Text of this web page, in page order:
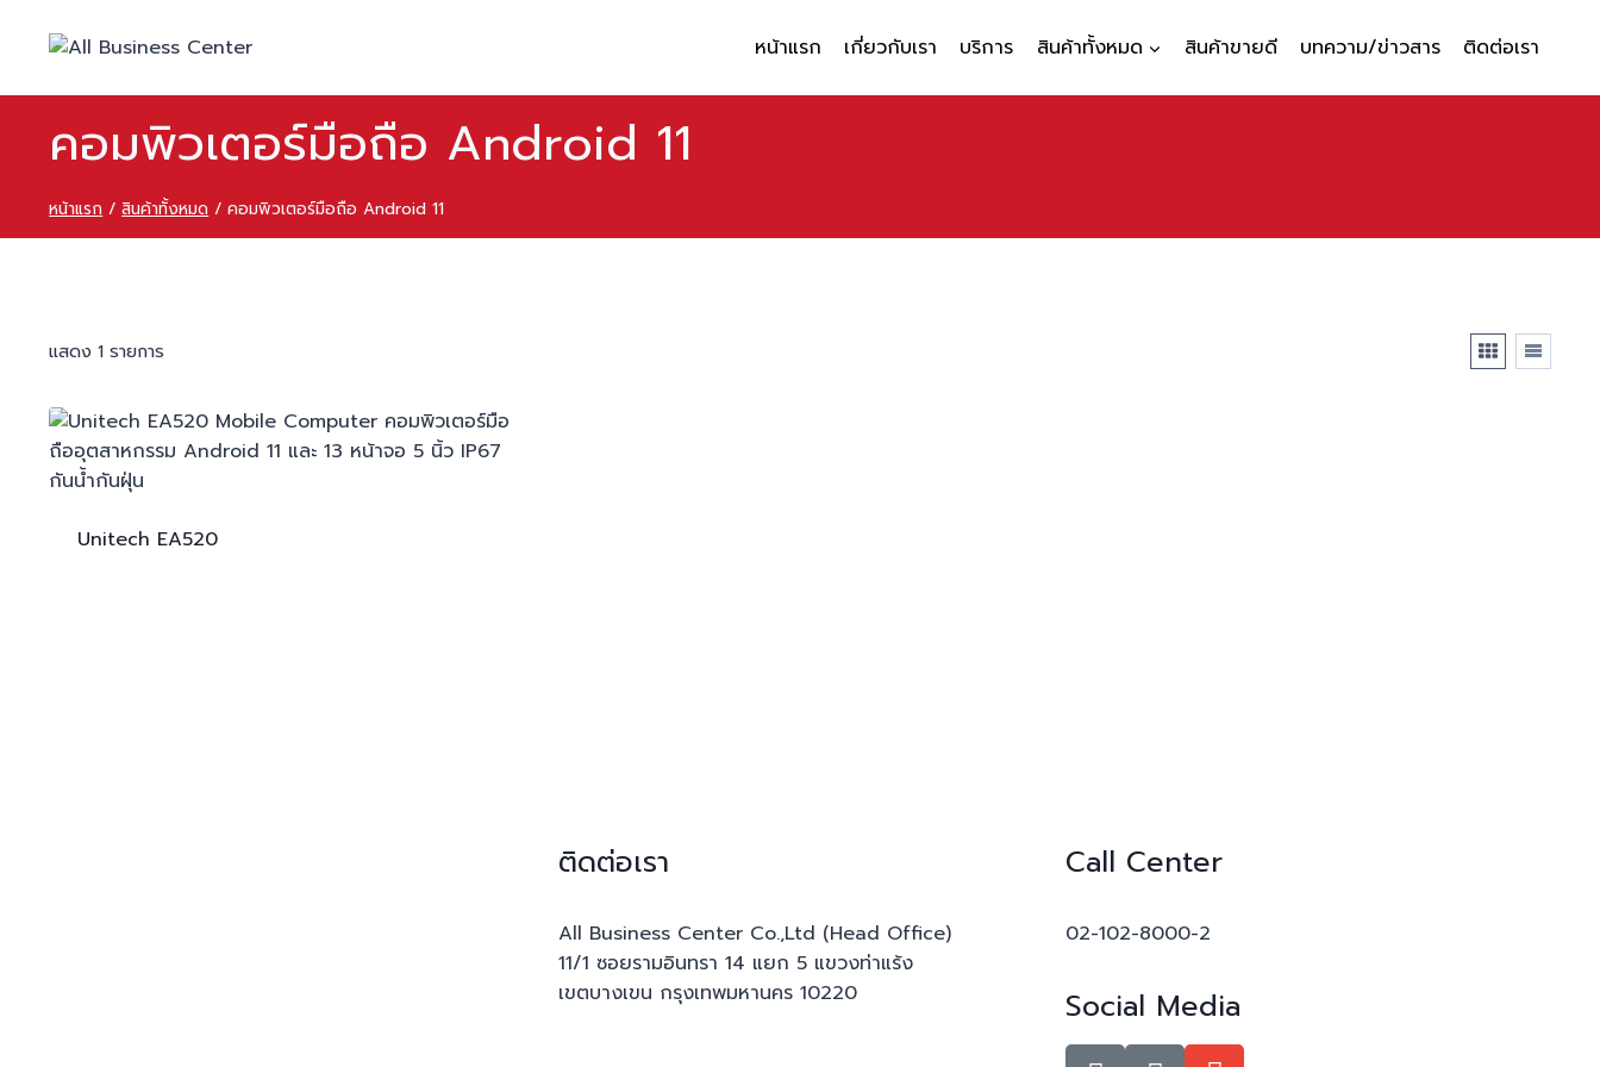
หน้าแรก เกี่ยวกับเรา บริการ สินค้าทั้งหมด สินค้าขายดี บทความ/ข่าวสาร ติดต่อเรา
คอมพิวเตอร์มือถือ Android 11
หน้าแรก / สินค้าทั้งหมด / คอมพิวเตอร์มือถือ Android 11
แสดง 1 รายการ
Unitech EA520
ติดต่อเรา
All Business Center Co.,Ltd (Head Office)
11/1 ซอยรามอินทรา 14 แยก 5 แขวงท่าแร้ง
เขตบางเขน กรุงเทพมหานคร 10220
Call Center
02-102-8000-2
Social Media